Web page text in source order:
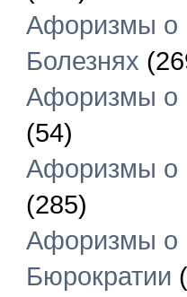
Афоризмы о
Болезнях
Афоризмы о
(54)
Афоризмы о
(285)
Афоризмы о
Бюрократии